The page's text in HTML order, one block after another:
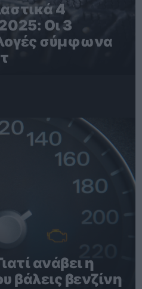
4
Οι 3
σύμφωνα
ανάβει η
βάλεις βενζίνη